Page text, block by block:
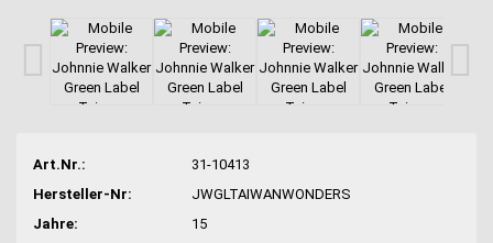
Art.Nr.:
31-10413
Hersteller-Nr:
JWGLTAIWANWONDERS
Jahre:
15